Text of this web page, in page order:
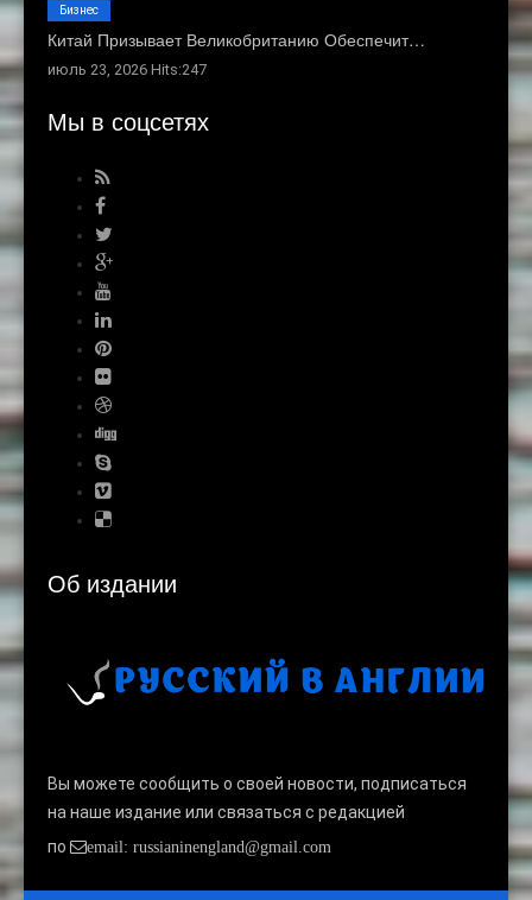
Китай Призывает Великобританию Обеспечит…
июль 23, 2026 Hits:247
Бизнес
Мы в соцсетях
Об издании
Вы можете сообщить о своей новости, подписаться
на наше издание или связаться с редакцией
по
email: russianinengland@gmail.com